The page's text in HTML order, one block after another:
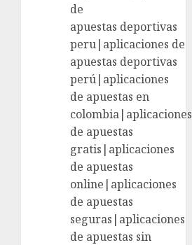
de
apuestas deportivas
peru|aplicaciones de
apuestas deportivas
perú|aplicaciones
de apuestas en
colombia|aplicaciones
de apuestas
gratis|aplicaciones
de apuestas
online|aplicaciones
de apuestas
seguras|aplicaciones
de apuestas sin